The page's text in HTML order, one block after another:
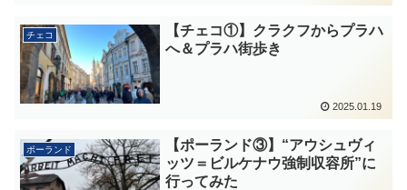
チェコ
【チェコ①】クラクフからプラハ
へ＆プラハ街歩き
2025.01.19
ポーランド
【ポーランド③】“アウシュヴィ
ッツ＝ビルケナウ強制収容所”に
行ってみた